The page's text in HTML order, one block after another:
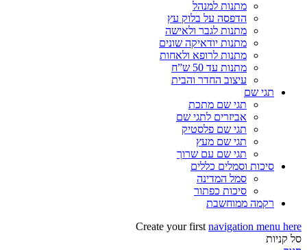
מתנות למנהל
הדפסה על בלוק עץ
מתנות לגבר ולאישה
מתנות יודאיקה שונים
מתנות לרופא ולאחות
מתנות עד 50 ש”ח
עיצוב החדר והבית
תגי שם
תגי שם מתכת
אביזרים לתגי שם
תגי שם פלסטיק
תגי שם מעץ
תגי שם עם שרוך
סיכות וסמלים כללים
סמל המדינה
סיכות כפתור
רקמה ממוחשבת
Create your first navigation menu here
סל קניות